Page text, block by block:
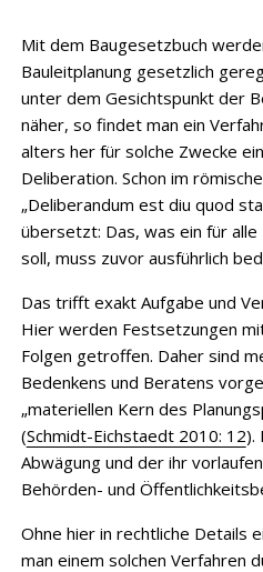
Mit dem Baugesetzbuch
Bauleitplanung gesetzlich
unter dem Gesichtspunkt der
näher, so findet man ein
alters her für solche Zwecke
Deliberation. Schon im
„Deliberandum est diu quod
übersetzt: Das, was ein für
soll, muss zuvor ausführlich
Das trifft exakt Aufgabe und
Hier werden Festsetzungen
Folgen getroffen. Daher sind
Bedenkens und Beratens
„materiellen Kern des
(Schmidt-Eichstaedt 2010: 12).
Abwägung und der ihr
Behörden- und
Ohne hier in rechtliche Details
man einem solchen Verfahren